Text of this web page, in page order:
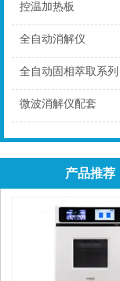
控温加热板
全自动消解仪
点击
全自动固相萃取系列
微波消解仪配套
产品推荐